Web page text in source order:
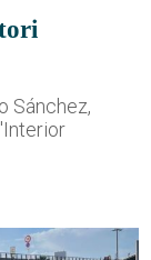
Sánchez,